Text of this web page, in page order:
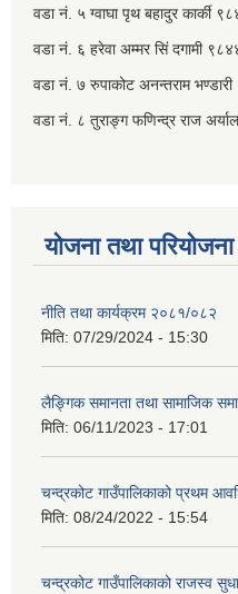
वडा नं. ५ ग्वाघा पृथ बहादुर कार्की
वडा नं. ६ हरेवा अम्मर सिं दगामी​
वडा नं. ७ ‌‍रुपाकोट अनन्तराम
वडा नं. ८ तुराङ्ग फणिन्द्र राज
योजना तथा परियोजना
नीति तथा कार्यक्रम २०८१/०८२
मिति: 07/29/2024 - 15:30
लैङ्गिक समानता तथा सामाजिक
मिति: 06/11/2023 - 17:01
चन्द्रकोट गाउँपालिकाको प्रथम
मिति: 08/24/2022 - 15:54
चन्द्रकोट गाउँपालिकाको राजस्व